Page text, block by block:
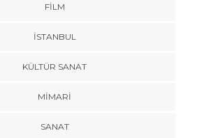
FILM
İSTANBUL
KÜLTÜR SANAT
MIMARI
SANAT